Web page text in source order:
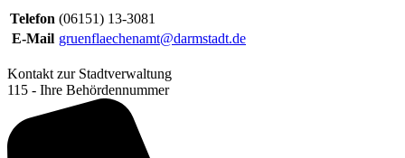
Telefon (06151) 13-3081
E-Mail gruenflaechenamt@darmstadt.de
Kontakt zur Stadtverwaltung
115 - Ihre Behördennummer